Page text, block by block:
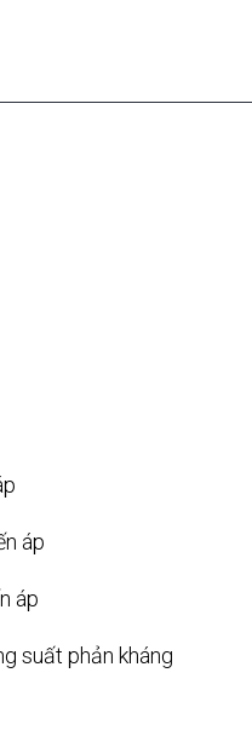
áp
áp
suất phản kháng